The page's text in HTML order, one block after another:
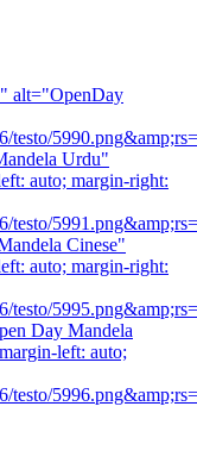
alt="OpenDay
testo/
Urdu"
auto; margin-right:
testo/
Cinese"
auto; margin-right:
testo/
Day Mandela
left: auto;
testo/